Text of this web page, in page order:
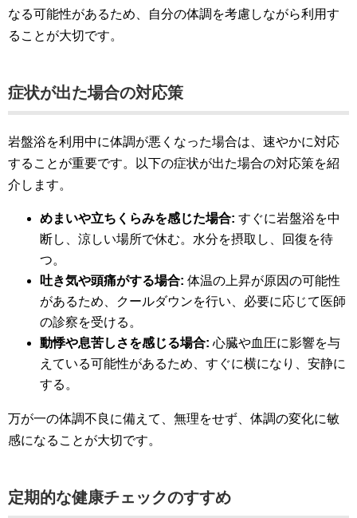
なる可能性があるため、自分の体調を考慮しながら利用す
ることが大切です。
症状が出た場合の対応策
岩盤浴を利用中に体調が悪くなった場合は、速やかに対応
することが重要です。以下の症状が出た場合の対応策を紹
介します。
めまいや立ちくらみを感じた場合: すぐに岩盤浴を中
断し、涼しい場所で休む。水分を摂取し、回復を待
つ。
吐き気や頭痛がする場合: 体温の上昇が原因の可能性
があるため、クールダウンを行い、必要に応じて医師
の診察を受ける。
動悸や息苦しさを感じる場合: 心臓や血圧に影響を与
えている可能性があるため、すぐに横になり、安静に
する。
万が一の体調不良に備えて、無理をせず、体調の変化に敏
感になることが大切です。
定期的な健康チェックのすすめ